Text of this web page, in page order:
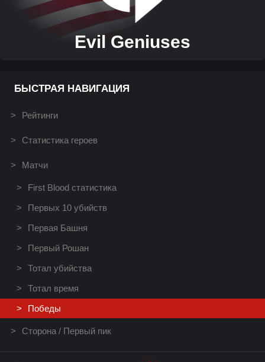
Evil Geniuses
БЫСТРАЯ НАВИГАЦИЯ
Рейтинги
Статистика героев
Матчи
First Blood статистика
Первых 10 убийств
Первая Башня
Первый Рошан
Тотал убийства
Тотал время
Победы
Сторона / Первый пик